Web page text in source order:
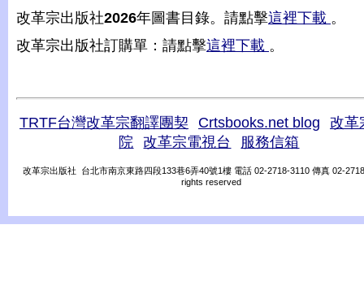
改革宗出版社2026年圖書目錄。請點擊這裡下載 。
改革宗出版社訂購單：請點擊這裡下載 。
TRTF台灣改革宗翻譯團契 Crtsbooks.net blog
改革
院
改革宗電視台 服務信箱
改革宗出版社 台北市南京東路四段133巷6弄40號1樓 電話 02-2718-3110 傳真 02-
rights reserved